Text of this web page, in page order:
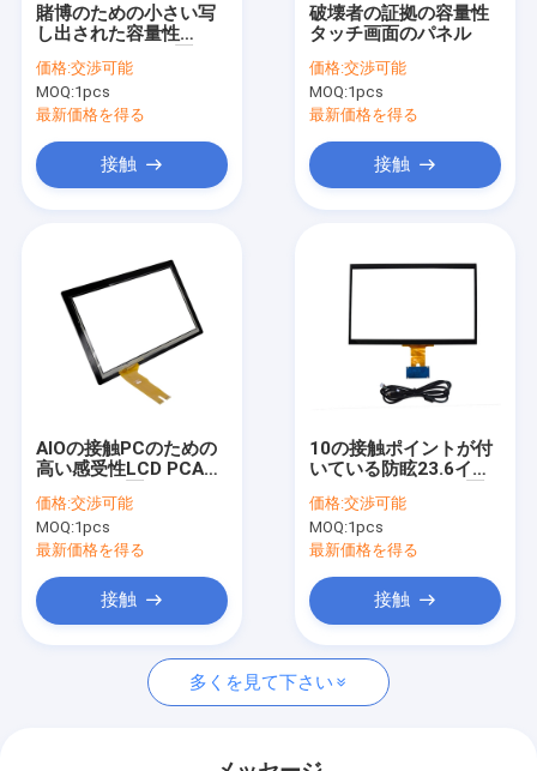
企業情報
会社案内
お問い合わせ
ニュース
すべての場合
PCAPの接触モニター
賭博のための小さい写
し出された容量性
8.4インチを機械で造る
価格:交渉可能
MOQ:1pcs
最新価格を得る
接触
破壊者の証拠の容量性
タッチ画面のパネル
価格:交渉可能
MOQ:1pcs
最新価格を得る
接触
AIOの接触PCのための
高い感受性LCD PCAP
15.6インチ
価格:交渉可能
MOQ:1pcs
最新価格を得る
接触
10の接触ポイントが付
いている防眩23.6イン
のパネル
価格:交渉可能
MOQ:1pcs
最新価格を得る
接触
多くを見て下さい